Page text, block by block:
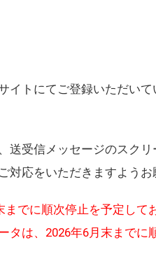
イトにてご登録いただいて
送受信メッセージのスク
応をいただきますようお
でに順次停止を予定して
は、2026年6月末までに